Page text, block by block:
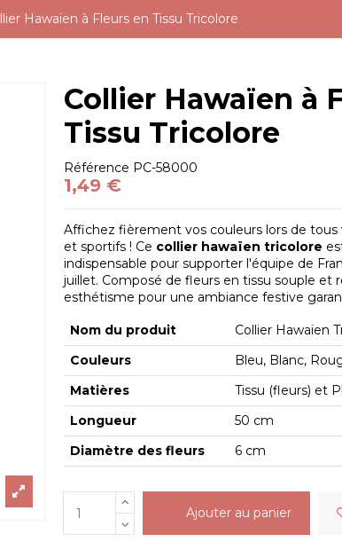
Hawaïen à Fleurs en Tissu Tricolore
Collier Hawaïen à
Tissu Tricolore
Référence PC-58000
1,49 €
Affichez fièrement vos couleurs lors de
et sportifs ! Ce collier hawaïen tricolore
indispensable pour supporter l'équipe de
juillet. Composé de fleurs en tissu souple et
esthétisme pour une ambiance festive
Nom du produit
Collier Hawaïen
Couleurs
Bleu, Blanc,
Matières
Tissu (fleurs) et
Longueur
50 cm
Diamètre des fleurs
6 cm
Ajouter au panier